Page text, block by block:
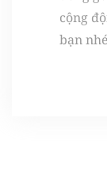
cộng
bạn